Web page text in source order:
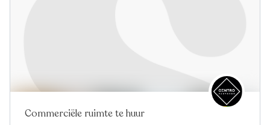
Commerciële ruimte te huur